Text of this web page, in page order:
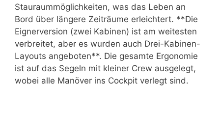
Stauraummöglichkeiten, was das Leben an
Bord über längere Zeiträume erleichtert. **Die
Eignerversion (zwei Kabinen) ist am weitesten
verbreitet, aber es wurden auch Drei-Kabinen-
Layouts angeboten**. Die gesamte Ergonomie
ist auf das Segeln mit kleiner Crew ausgelegt,
wobei alle Manöver ins Cockpit verlegt sind.